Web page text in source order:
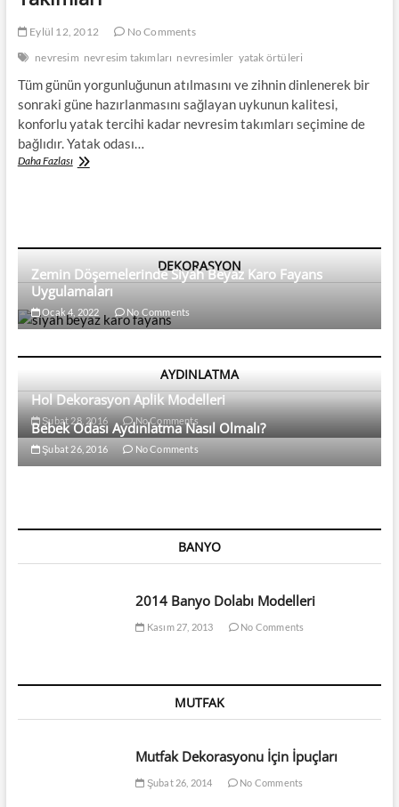
Eylül 12, 2012
No Comments
nevresim nevresim takımları nevresimler yatak örtüleri
Tüm günün yorgunluğunun atılmasını ve zihnin dinlenerek bir
sonraki güne hazırlanmasını sağlayan uykunun kalitesi,
konforlu yatak tercihi kadar nevresim takımları seçimine de
bağlıdır. Yatak odası…
Daha FazlasıYatak
DEKORASYON
Zemin Döşemelerinde Siyah Beyaz Karo Fayans
Uygulamaları
Ocak 4, 2022 No Comments
AYDINLATMA
Hol Dekorasyon Aplik Modelleri
Şubat 28, 2016 No Comments
Bebek Odası Aydınlatma Nasıl Olmalı?
Şubat 26, 2016 No Comments
BANYO
2014 Banyo Dolabı Modelleri
Kasım 27, 2013 No Comments
MUTFAK
Mutfak Dekorasyonu İçin İpuçları
Şubat 26, 2014 No Comments